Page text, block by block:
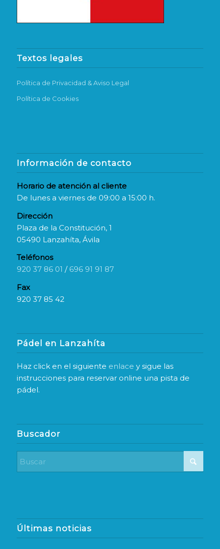
Textos legales
Política de Privacidad & Aviso Legal
Política de Cookies
Información de contacto
Horario de atención al cliente
De lunes a viernes de 09:00 a 15:00 h.
Dirección
Plaza de la Constitución, 1
05490 Lanzahíta, Ávila
Teléfonos
920 37 86 01 / 696 91 91 87
Fax
920 37 85 42
Pádel en Lanzahíta
Haz click en el siguiente enlace y sigue las
instrucciones para reservar online una pista de
pádel.
Buscador
Últimas noticias